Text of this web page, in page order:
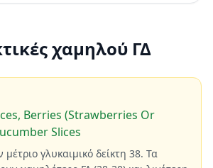
χαμηλού ΓΔ
Berries (Strawberries Or
Slices
γλυκαιμικό δείκτη 38. Τα